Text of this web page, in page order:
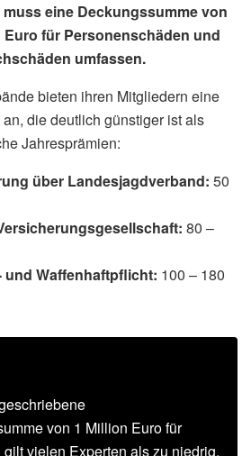
eine Deckungssumme von
für Personenschäden und
umfassen.
bieten ihren Mitgliedern eine
die deutlich günstiger ist als
Jahresprämien:
über Landesjagdverband: 50
80 –
und Waffenhaftpflicht: 100 – 180
von 1 Million Euro für
vielen Experten als zu niedrig.